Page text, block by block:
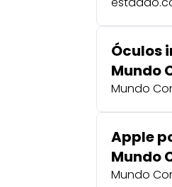
Óculos
Mundo
Mundo
Apple
Mundo
Mundo